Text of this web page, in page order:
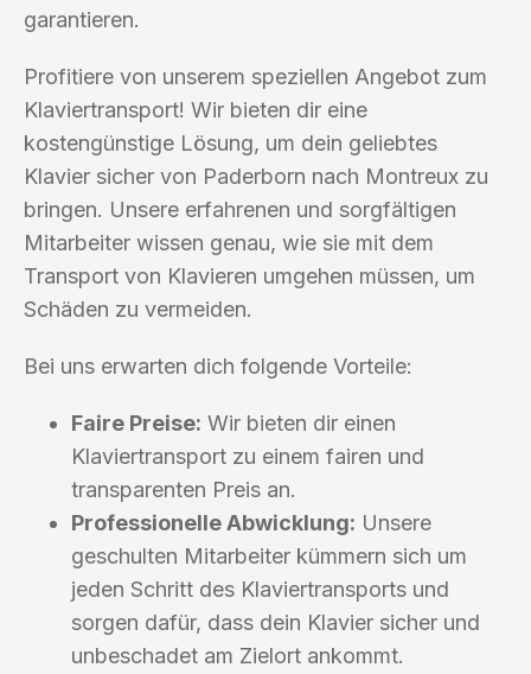
garantieren.
Profitiere von unserem speziellen Angebot zum
Klaviertransport! Wir bieten dir eine
kostengünstige Lösung, um dein geliebtes
Klavier sicher von Paderborn nach Montreux zu
bringen. Unsere erfahrenen und sorgfältigen
Mitarbeiter wissen genau, wie sie mit dem
Transport von Klavieren umgehen müssen, um
Schäden zu vermeiden.
Bei uns erwarten dich folgende Vorteile:
Faire Preise: Wir bieten dir einen
Klaviertransport zu einem fairen und
transparenten Preis an.
Professionelle Abwicklung: Unsere
geschulten Mitarbeiter kümmern sich um
jeden Schritt des Klaviertransports und
sorgen dafür, dass dein Klavier sicher und
unbeschadet am Zielort ankommt.